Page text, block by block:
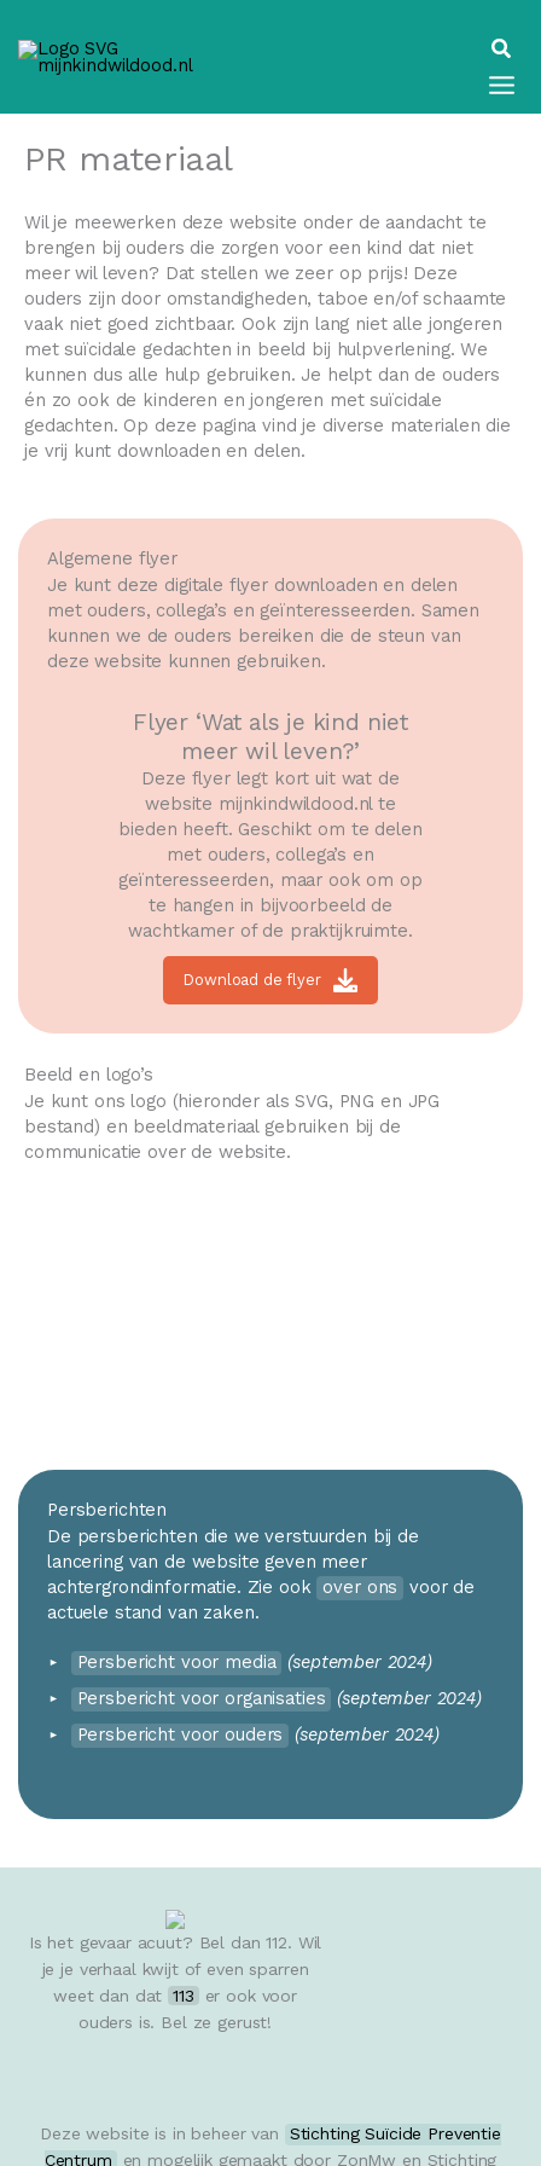
naar
de
PR materiaal
Wil je meewerken deze website onder de aandacht te
brengen bij ouders die zorgen voor een kind dat niet
meer wil leven? Dat stellen we zeer op prijs! Deze
ouders zijn door omstandigheden, taboe en/of schaamte
vaak niet goed zichtbaar. Ook zijn lang niet alle jongeren
met suïcidale gedachten in beeld bij hulpverlening. We
kunnen dus alle hulp gebruiken. Je helpt dan de ouders
én zo ook de kinderen en jongeren met suïcidale
gedachten. Op deze pagina vind je diverse materialen die
je vrij kunt downloaden en delen.
Algemene flyer
Je kunt deze digitale flyer downloaden en delen
met ouders, collega’s en geïnteresseerden. Samen
kunnen we de ouders bereiken die de steun van
deze website kunnen gebruiken.
Flyer ‘Wat als je kind niet
meer wil leven?’
Deze flyer legt kort uit wat de
website mijnkindwildood.nl te
bieden heeft. Geschikt om te delen
met ouders, collega’s en
geïnteresseerden, maar ook om op
te hangen in bijvoorbeeld de
wachtkamer of de praktijkruimte.
Download de flyer
Beeld en logo’s
Je kunt ons logo (hieronder als SVG, PNG en JPG
bestand) en beeldmateriaal gebruiken bij de
communicatie over de website.
Persberichten
De persberichten die we verstuurden bij de
lancering van de website geven meer
achtergrondinformatie. Zie ook over ons
voor de
actuele stand van zaken.
Persbericht voor media (september 2024)
Persbericht voor organisaties
(september 2024)
Persbericht voor ouders
(september 2024)
Is het gevaar acuut? Bel dan 112. Wil
je je verhaal kwijt of even sparren
weet dan dat 113
er ook voor
ouders is. Bel ze gerust!
Deze website is in beheer van
Stichting Suïcide Preventie
Centrum
en mogelijk gemaakt door ZonMw en Stichting